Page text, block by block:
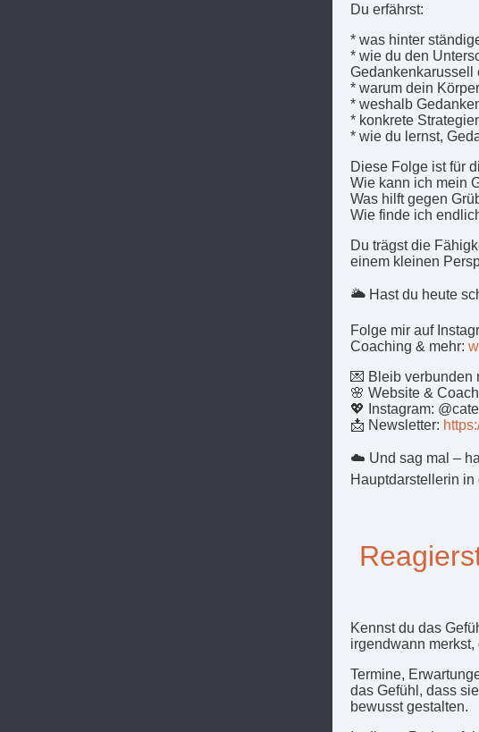
Du erfährst:
* was hinter
* wie du den
Gedankenkarussell
* warum dein
* weshalb
* konkrete
* wie du lernst,
Diese Folge ist für
Wie kann ich mein
Was hilft gegen
Wie finde ich
Du trägst die
einem kleinen
🌥️ Hast du heute
Folge mir auf
Coaching & mehr:
💌 Bleib verbunden
🌸 Website &
💖 Instagram:
📩 Newsletter:
☁️ Und sag mal –
Hauptdarstellerin in
Kennst du das
irgendwann
Termine,
das Gefühl, dass
bewusst gestalten.